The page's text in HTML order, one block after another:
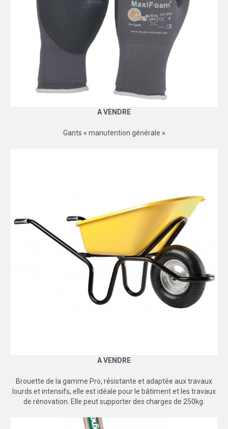
A VENDRE
Gants « manutention générale »
A VENDRE
Brouette de la gamme Pro, résistante et adaptée aux travaux
lourds et intensifs, elle est idéale pour le bâtiment et les travaux
de rénovation. Elle peut supporter des charges de 250kg.